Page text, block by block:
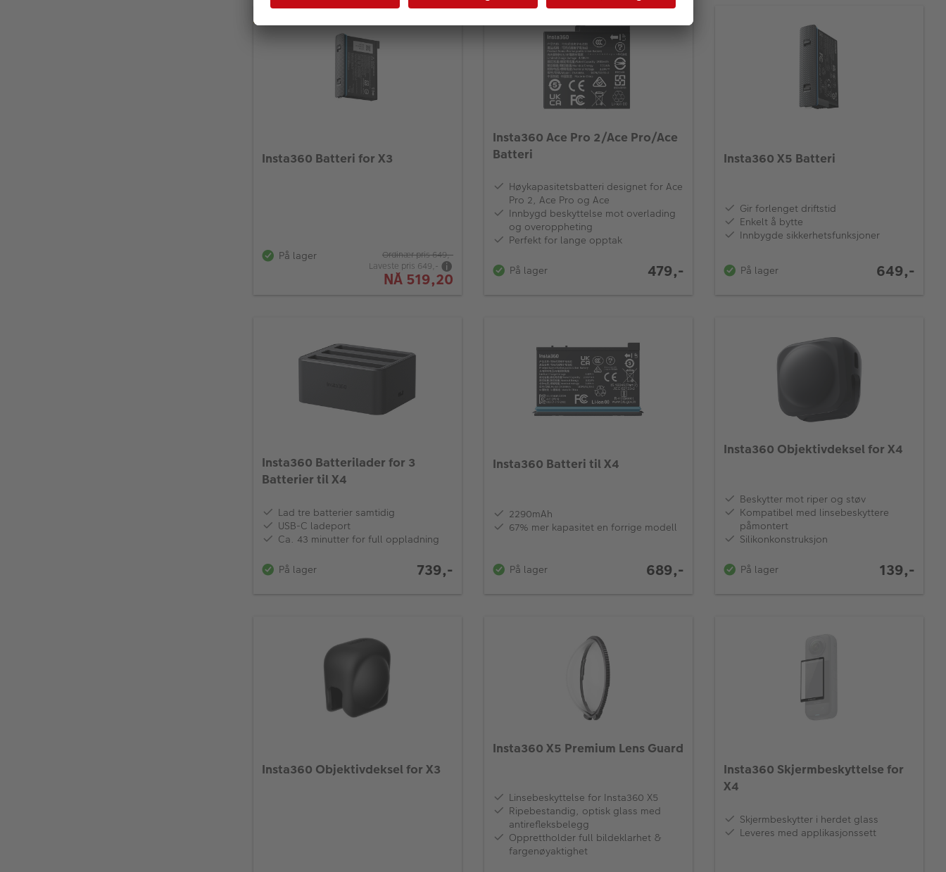
Insta360 Batteri for X3
På lager Ordinær pris649,-
Laveste pris 649,-
NÅ 519,20
Insta360 Ace Pro 2/Ace Pro/Ace
Batteri
Høykapasitetsbatteri designet for Ace
Pro 2, Ace Pro og Ace
Innbygd beskyttelse mot overlading
og overoppheting
Perfekt for lange opptak
På lager 479,-
Insta360 X5 Batteri
Gir forlenget driftstid
Enkelt å bytte
Innbygde sikkerhetsfunksjoner
På lager 649,-
Insta360 Batterilader for 3
Batterier til X4
Lad tre batterier samtidig
USB-C ladeport
Ca. 43 minutter for full oppladning
På lager 739,-
Insta360 Batteri til X4
2290mAh
67% mer kapasitet en forrige modell
På lager 689,-
Insta360 Objektivdeksel for X4
Beskytter mot riper og støv
Kompatibel med linsebeskyttere
påmontert
Silikonkonstruksjon
På lager 139,-
Insta360 Objektivdeksel for X3
Insta360 X5 Premium Lens Guard
Linsebeskyttelse for Insta360 X5
Ripebestandig, optisk glass med
antirefleksbelegg
Opprettholder full bildeklarhet &
fargenøyaktighet
Insta360 Skjermbeskyttelse for
X4
Skjermbeskytter i herdet glass
Leveres med applikasjonssett